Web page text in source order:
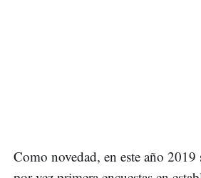
Como novedad, en este año 2019